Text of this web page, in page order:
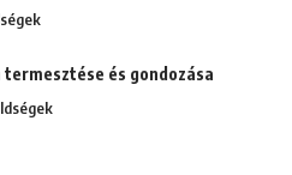
termesztése és gondozása